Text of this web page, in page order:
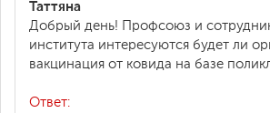
Таттяна
Добрый день! Профсоюз и
института интересуются будет ли
вакцинация от ковида на базе
Ответ: